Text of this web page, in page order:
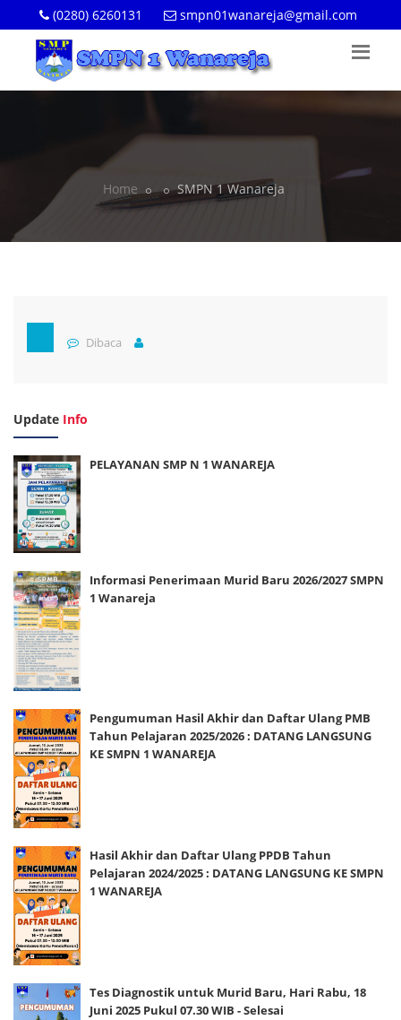
(0280) 6260131 smpn01wanareja@gmail.com
Home SMPN 1 Wanareja
Dibaca
Update Info
PELAYANAN SMP N 1 WANAREJA
Informasi Penerimaan Murid Baru 2026/2027 SMPN
1 Wanareja
Pengumuman Hasil Akhir dan Daftar Ulang PMB
Tahun Pelajaran 2025/2026 : DATANG LANGSUNG
KE SMPN 1 WANAREJA
Hasil Akhir dan Daftar Ulang PPDB Tahun
Pelajaran 2024/2025 : DATANG LANGSUNG KE SMPN
1 WANAREJA
Tes Diagnostik untuk Murid Baru, Hari Rabu, 18
Juni 2025 Pukul 07.30 WIB - Selesai